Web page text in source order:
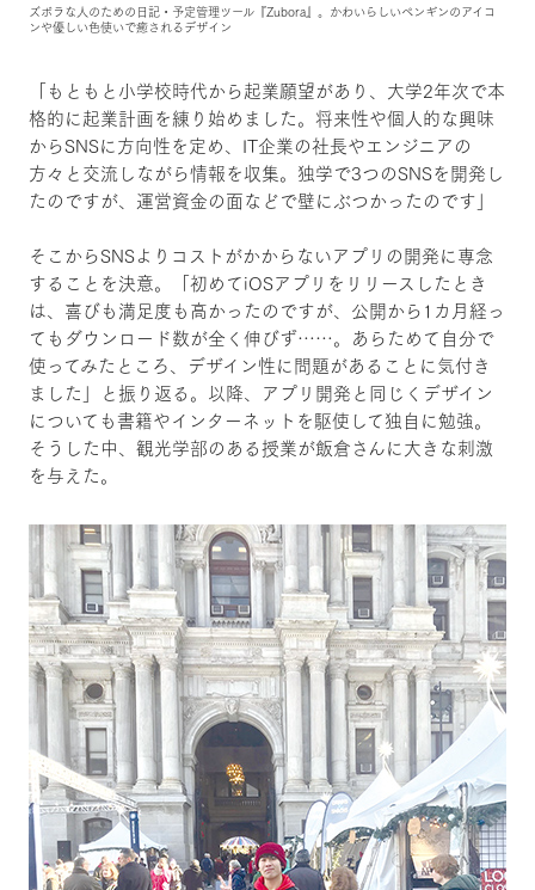
ズボラな人のための日記・予定管理ツール『Zubora』。かわいらしいペンギンのアイコ
ンや優しい色使いで癒されるデザイン
「もともと小学校時代から起業願望があり、大学2年次で本
格的に起業計画を練り始めました。将来性や個人的な興味
からSNSに方向性を定め、IT企業の社長やエンジニアの
方々と交流しながら情報を収集。独学で3つのSNSを開発し
たのですが、運営資金の面などで壁にぶつかったのです」
そこからSNSよりコストがかからないアプリの開発に専念
することを決意。「初めてiOSアプリをリリースしたとき
は、喜びも満足度も高かったのですが、公開から1カ月経っ
てもダウンロード数が全く伸びず……。あらためて自分で
使ってみたところ、デザイン性に問題があることに気付き
ました」と振り返る。以降、アプリ開発と同じくデザイン
についても書籍やインターネットを駆使して独自に勉強。
そうした中、観光学部のある授業が飯倉さんに大きな刺激
を与えた。